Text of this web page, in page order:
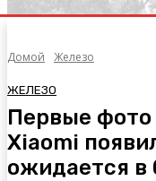
Домой Железо
ЖЕЛЕЗО
Первые фото
Xiaomi
ожидается в